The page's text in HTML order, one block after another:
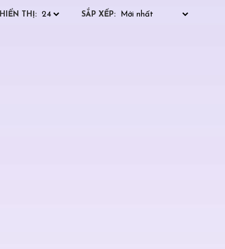
HIỂN THỊ: SẮP XẾP: